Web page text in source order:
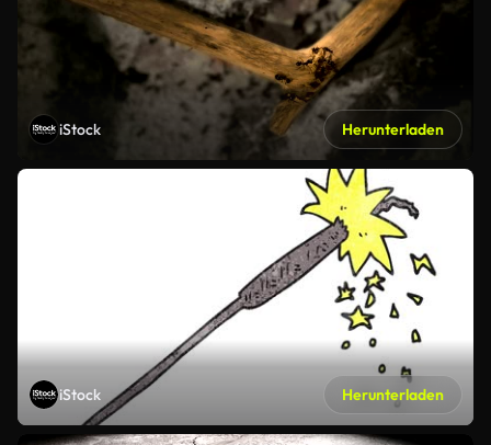
iStock Herunterladen
iStock Herunterladen